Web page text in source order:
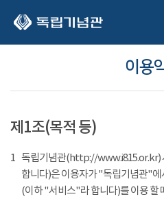
이용
제1조(목적 등)
1 독립기념관(http://www.i815.or.kr)
합니다)은 이용자가 "독립기념관"에
(이하 "서비스"라 합니다)를 이용 할